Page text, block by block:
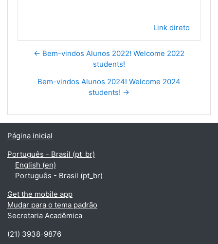
Link direto
← Bem-vindos Alunos 2022! Welcome 2022
students!
Bem-vindos Alunos 2024! Welcome 2024
students! →
Página inicial
Português - Brasil ‎(pt_br)‎
English ‎(en)‎
Português - Brasil ‎(pt_br)‎
Get the mobile app
Mudar para o tema padrão
Secretaria Acadêmica
(21) 3938-9876